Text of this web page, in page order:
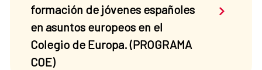
formación de jóvenes españoles
en asuntos europeos en el
Colegio de Europa. (PROGRAMA
COE)
Saber